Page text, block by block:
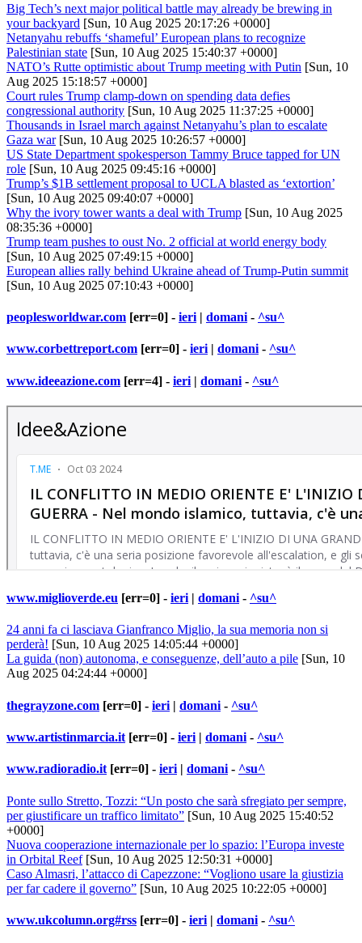
Big Tech’s next major political battle may already be brewing in
your backyard [Sun, 10 Aug 2025 20:17:26 +0000]
Netanyahu rebuffs ‘shameful’ European plans to recognize
Palestinian state [Sun, 10 Aug 2025 15:40:37 +0000]
NATO’s Rutte optimistic about Trump meeting with Putin [Sun, 10
Aug 2025 15:18:57 +0000]
Court rules Trump clamp-down on spending data defies
congressional authority [Sun, 10 Aug 2025 11:37:25 +0000]
Thousands in Israel march against Netanyahu’s plan to escalate
Gaza war[Sun, 10 Aug 2025 10:26:57 +0000]
US State Department spokesperson Tammy Bruce tapped for UN
role [Sun, 10 Aug 2025 09:45:16 +0000]
Trump’s $1B settlement proposal to UCLA blasted as ‘extortion’
[Sun, 10 Aug 2025 09:40:07 +0000]
Why the ivory tower wants a deal with Trump [Sun, 10 Aug 2025
08:35:36 +0000]
Trump team pushes to oust No. 2 official at world energy body
[Sun, 10 Aug 2025 07:49:15 +0000]
European allies rally behind Ukraine ahead of Trump-Putin summit
[Sun, 10 Aug 2025 07:10:43 +0000]
peoplesworldwar.com [err=0] - ieri | domani - ^su^
www.corbettreport.com [err=0] - ieri| domani- ^su^
www.ideeazione.com [err=4] - ieri | domani - ^su^
www.miglioverde.eu [err=0] - ieri | domani - ^su^
24 anni fa ci lasciava Gianfranco Miglio, la sua memoria non si
perderà! [Sun, 10 Aug 2025 14:05:44 +0000]
La guida (non) autonoma, e conseguenze, dell’auto a pile [Sun, 10
Aug 2025 04:24:44 +0000]
thegrayzone.com [err=0] - ieri | domani - ^su^
www.artistinmarcia.it [err=0] - ieri | domani - ^su^
www.radioradio.it [err=0] - ieri | domani - ^su^
Ponte sullo Stretto, Tozzi: “Un posto che sarà sfregiato per sempre,
per giustificare un traffico limitato” [Sun, 10 Aug 2025 15:40:52
+0000]
Nuova cooperazione internazionale per lo spazio: l’Europa investe
in Orbital Reef[Sun, 10 Aug 2025 12:50:31 +0000]
Caso Almasri, l’attacco di Capezzone: “Vogliono usare la giustizia
per far cadere il governo” [Sun, 10 Aug 2025 10:22:05 +0000]
www.ukcolumn.org#rss [err=0] - ieri | domani - ^su^